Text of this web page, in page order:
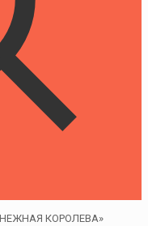
КОРОЛЕВА»